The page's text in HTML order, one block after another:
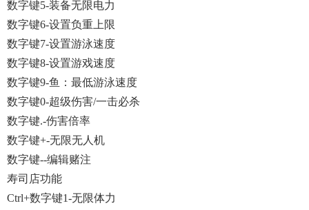
数字键5-装备无限电力
数字键6-设置负重上限
数字键7-设置游泳速度
数字键8-设置游戏速度
数字键9-鱼：最低游泳速度
数字键0-超级伤害/一击必杀
数字键.-伤害倍率
数字键+-无限无人机
数字键--编辑赌注
寿司店功能
Ctrl+数字键1-无限体力